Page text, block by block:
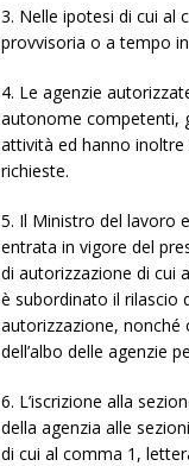
3. Nelle ipotesi di cui al
provvisoria o a tempo
4. Le agenzie
autonome competenti,
attività ed hanno
richieste.
5. Il Ministro del lavoro
entrata in vigore del
di autorizzazione di cui
è subordinato il rilascio
autorizzazione,
dell’albo delle agenzie
6. L’iscrizione alla
della agenzia alle
di cui al comma 1,